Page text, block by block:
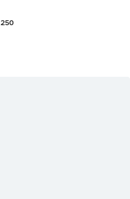
250